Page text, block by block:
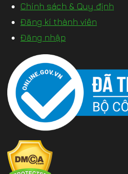
Chính sách & Quy định
Đăng kí thành viên
Đăng nhập